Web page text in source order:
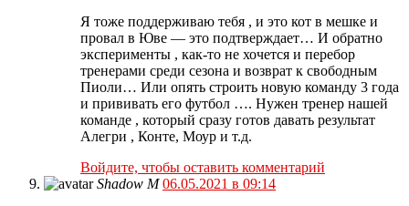
Я тоже поддерживаю тебя , и это кот в мешке и
провал в Юве — это подтверждает… И обратно
эксперименты , как-то не хочется и перебор
тренерами среди сезона и возврат к свободным
Пиоли… Или опять строить новую команду 3 года
и прививать его футбол …. Нужен тренер нашей
команде , который сразу готов давать результат
Алегри , Конте, Моур и т.д.
Войдите, чтобы оставить комментарий
Shadow M 06.05.2021 в 09:14